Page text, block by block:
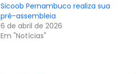
Sicoob Pernambuco realiza sua
pré-assembleia
6 de abril de 2026
Em "Notícias"